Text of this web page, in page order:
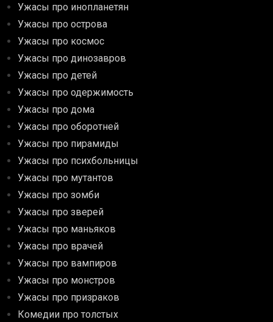
Ужасы про инопланетян
Ужасы про острова
Ужасы про космос
Ужасы про динозавров
Ужасы про детей
Ужасы про одержимость
Ужасы про дома
Ужасы про оборотней
Ужасы про пирамиды
Ужасы про психбольницы
Ужасы про мутантов
Ужасы про зомби
Ужасы про зверей
Ужасы про маньяков
Ужасы про врачей
Ужасы про вампиров
Ужасы про монстров
Ужасы про призраков
Комедии про толстых